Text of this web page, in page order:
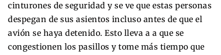
cinturones de seguridad y se ve que estas personas
despegan de sus asientos incluso antes de que el
avión se haya detenido. Esto lleva a a que se
congestionen los pasillos y tome más tiempo que